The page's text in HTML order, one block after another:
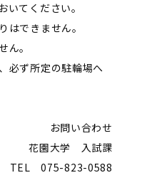
いてください。
はできません。
ん。
必ず所定の駐輪場へ
問い合わせ
花園大学 入試課
TEL 075-823-0588